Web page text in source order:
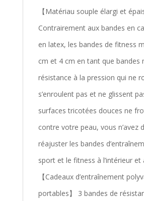
【Matériau souple élargi et
Contrairement aux bandes en
en latex, les bandes de fitness
cm et 4 cm en tant que bandes
résistance à la pression qui ne
s’enroulent pas et ne glissent
surfaces tricotées douces ne
contre votre peau, vous n’avez
réajuster les bandes
sport et le fitness à l’intérieur et
【Cadeaux d’entraînement
portables】 3 bandes de